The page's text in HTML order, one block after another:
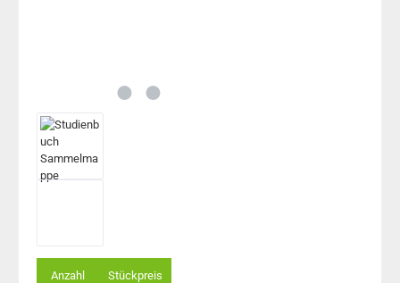
Anzahl Stückpreis